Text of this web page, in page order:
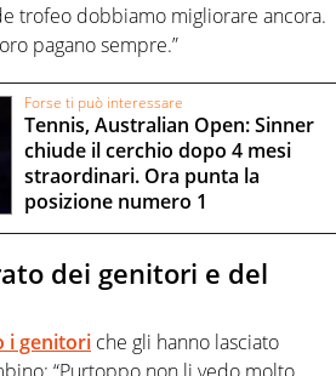
trofeo dobbiamo migliorare ancora.
pagano sempre.”
Forse ti può interessare
Tennis, Australian Open: Sinner
chiude il cerchio dopo 4 mesi
straordinari. Ora punta la
posizione numero 1
dei genitori e del
i genitori che gli hanno lasciato